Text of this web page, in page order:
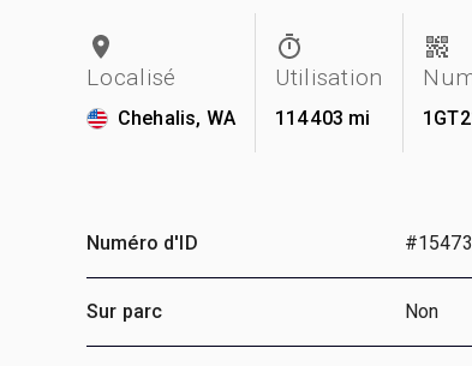
Localisé
Chehalis, WA
Utilisation
114 403 mi
Numéro d'ID
Sur parc Non